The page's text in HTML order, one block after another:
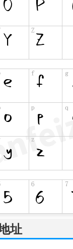
址